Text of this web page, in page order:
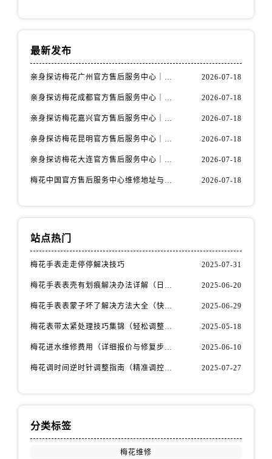
最新发布
亲身探访梅花广州官方售后服务中心｜全部地址与售后电话（2026年7月最新） 2026-07-18
亲身探访梅花成都官方售后服务中心｜网点地址与电话（2026年7月最新） 2026-07-18
亲身探访梅花嘉兴官方售后服务中心｜网点地址与电话（2026年7月最新） 2026-07-18
亲身探访梅花昆明官方售后服务中心｜地址与官方电话（2026年7月最新） 2026-07-18
亲身探访梅花大连官方售后服务中心｜网点地址与电话（2026年7月最新） 2026-07-18
梅花中国官方售后服务中心维修地址与客服热线实地考察报告+多信源验证（2026年7月最新） 2026-07-18
站点热门
梅花手表走走停停解决技巧 2025-07-31
梅花手表表壳有划痕解决办法详解（日常保养与修复技巧指南） 2025-06-20
梅花手表表蒙子坏了解决方法大全（快速修复指南） 2025-06-29
梅花表带太紧处理技巧集锦（轻松调整佩戴舒适度的方法） 2025-05-18
梅花进水维修费用（详细报价与修复步骤） 2025-06-10
梅花调时间逆时针调整指南（精准调控的秘诀） 2025-07-27
分类标签
梅花维修